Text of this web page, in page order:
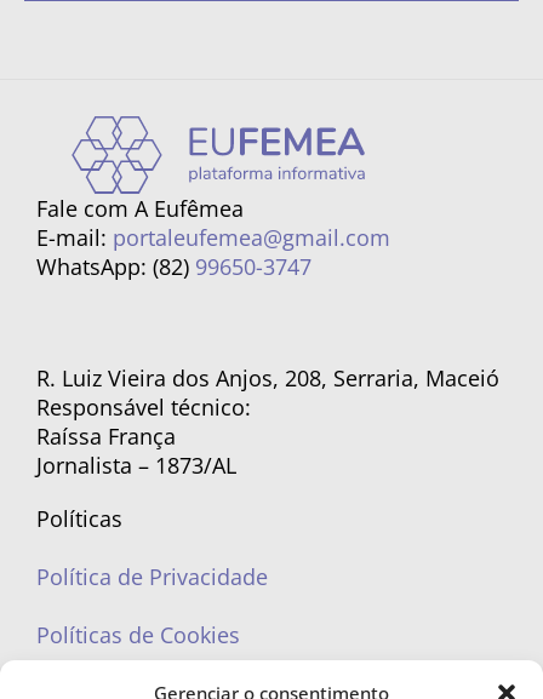
Gerenciar o consentimento
Fale com A Eufêmea
E-mail: portaleufemea@gmail.com
WhatsApp: (82) 99650-3747
R. Luiz Vieira dos Anjos, 208, Serraria, Maceió
Responsável técnico:
Raíssa França
Jornalista – 1873/AL
Políticas
Política de Privacidade
Políticas de Cookies